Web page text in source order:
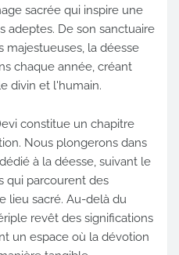
sacrée qui inspire une
adeptes. De son sanctuaire
majestueuses, la déesse
chaque année, créant
divin et l'humain.
constitue un chapitre
Nous plongerons dans
à la déesse, suivant le
qui parcourent des
lieu sacré. Au-delà du
revêt des significations
un espace où la dévotion